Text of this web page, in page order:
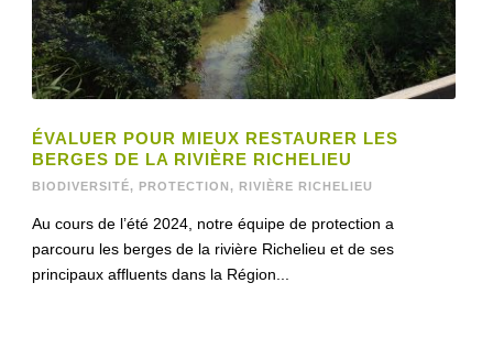
ÉVALUER POUR MIEUX RESTAURER LES
BERGES DE LA RIVIÈRE RICHELIEU
BIODIVERSITÉ, PROTECTION , RIVIÈRE RICHELIEU
Au cours de l’été 2024, notre équipe de protection a
parcouru les berges de la rivière Richelieu et de ses
principaux affluents dans la Région...